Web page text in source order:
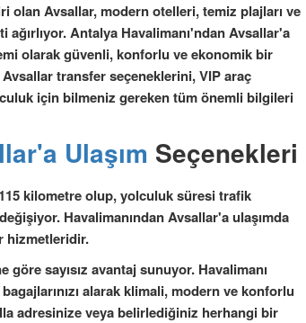
olan Avsallar, modern otelleri, temiz plajları ve
ağırlıyor. Antalya Havalimanı'ndan Avsallar'a
olarak güvenli, konforlu ve ekonomik bir
transfer seçeneklerini, VIP araç
için bilmeniz gereken tüm önemli bilgileri
Ulaşım Seçenekleri
kilometre olup, yolculuk süresi trafik
Havalimanından Avsallar'a ulaşımda
hizmetleridir.
sayısız avantaj sunuyor. Havalimanı
alarak klimali, modern ve konforlu
adresinize veya belirlediğiniz herhangi bir